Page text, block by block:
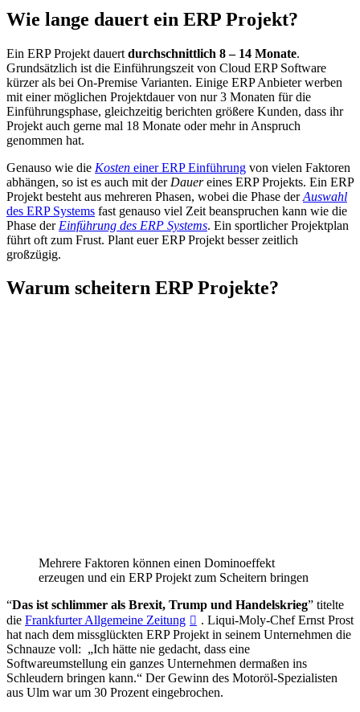
Wie lange dauert ein ERP Projekt?
Ein ERP Projekt dauert durchschnittlich 8 – 14 Monate.
Grundsätzlich ist die Einführungszeit von Cloud ERP Software
kürzer als bei On-Premise Varianten. Einige ERP Anbieter werben
mit einer möglichen Projektdauer von nur 3 Monaten für die
Einführungsphase, gleichzeitig berichten größere Kunden, dass ihr
Projekt auch gerne mal 18 Monate oder mehr in Anspruch
genommen hat.
Genauso wie die Kosten einer ERP Einführung von vielen Faktoren
abhängen, so ist es auch mit der Dauereines ERP Projekts. Ein ERP
Projekt besteht aus mehreren Phasen, wobei die Phase derAuswahl
des ERP Systems fast genauso viel Zeit beanspruchen kann wie die
Phase der Einführung des ERP Systems. Ein sportlicher Projektplan
führt oft zum Frust. Plant euer ERP Projekt besser zeitlich
großzügig.
Warum scheitern ERP Projekte?
Mehrere Faktoren können einen Dominoeffekt
erzeugen und ein ERP Projekt zum Scheitern bringen
“Das ist schlimmer als Brexit, Trump und Handelskrieg” titelte
die Frankfurter Allgemeine Zeitung
. Liqui-Moly-Chef Ernst Prost
hat nach dem missglückten ERP Projekt in seinem Unternehmen die
Schnauze voll: „Ich hätte nie gedacht, dass eine
Softwareumstellung ein ganzes Unternehmen dermaßen ins
Schleudern bringen kann.“ Der Gewinn des Motoröl-Spezialisten
aus Ulm war um 30 Prozent eingebrochen.